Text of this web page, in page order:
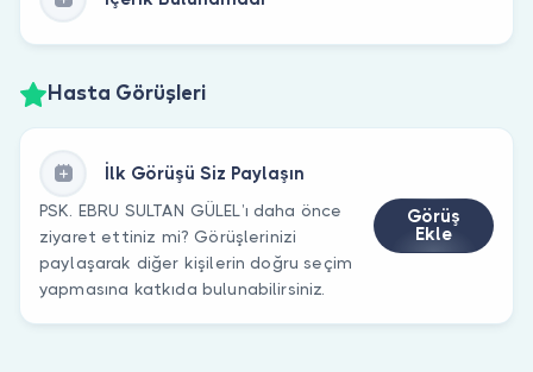
Hasta Görüşleri
İlk Görüşü Siz Paylaşın
PSK. EBRU SULTAN GÜLEL’ı daha önce
ziyaret ettiniz mi? Görüşlerinizi
paylaşarak diğer kişilerin doğru seçim
yapmasına katkıda bulunabilirsiniz.
Görüş
Ekle